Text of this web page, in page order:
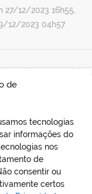
de
tecnologias
informações do
nos
de
consentir ou
certos
27/12/2023 16h55,
12/2023 04h57
38